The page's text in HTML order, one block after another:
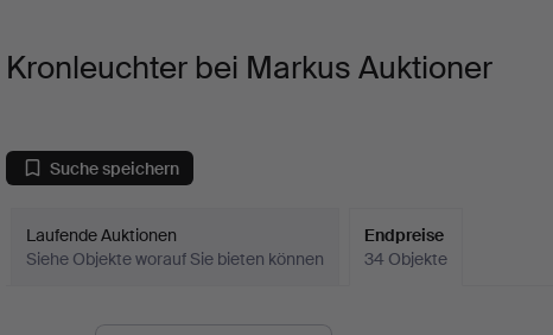
Kronleuchter bei Markus Auktioner
Suche speichern
Laufende Auktionen
Siehe Objekte worauf Sie bieten können
Endpreise
34 Objekte
Endpreise